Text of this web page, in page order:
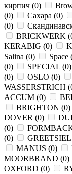
кирпич (0)
(0) Сахара (0)
(0)
BRICKWERK (
KERABIG (0)
Salina (0) Space
(0) SPECIAL (0)
(0) OSLO (0)
WASSERSTRICH (
ACCUM (0)
BRIGHTON (0)
DOVER (0)
(0)
(0) GREETSIEL
MANUS (0)
MOORBRAND (0)
OXFORD (0)